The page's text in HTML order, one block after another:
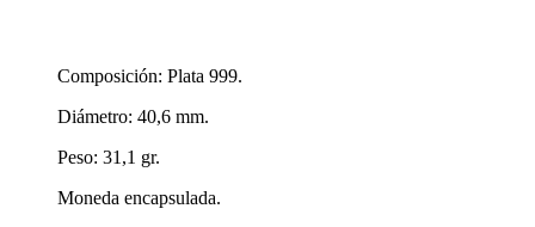
Composición: Plata 999.
Diámetro: 40,6 mm.
Peso: 31,1 gr.
Moneda encapsulada.